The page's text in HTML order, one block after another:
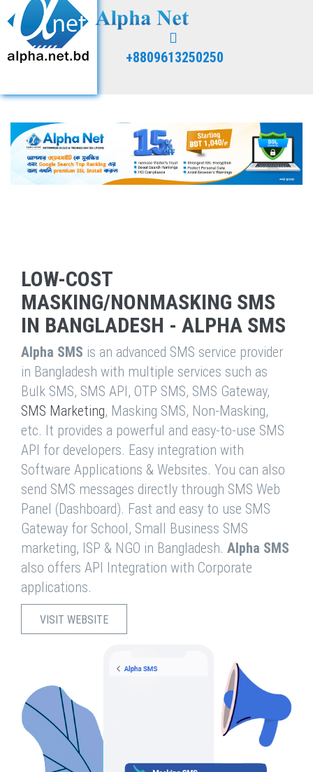
+8809613250250
LOW-COST
MASKING/NONMASKING SMS
IN BANGLADESH - ALPHA SMS
Alpha SMS is an advanced SMS service provider
in Bangladesh with multiple services such as
Bulk SMS, SMS API, OTP SMS, SMS Gateway,
SMS Marketing, Masking SMS, Non-Masking,
etc. It provides a powerful and easy-to-use SMS
API for developers. Easy integration with
Software Applications & Websites. You can also
send SMS messages directly through SMS Web
Panel (Dashboard). Fast and easy to use SMS
Gateway for School, Small Business SMS
marketing, ISP & NGO in Bangladesh. Alpha SMS
also offers API Integration with Corporate
applications.
VISIT WEBSITE